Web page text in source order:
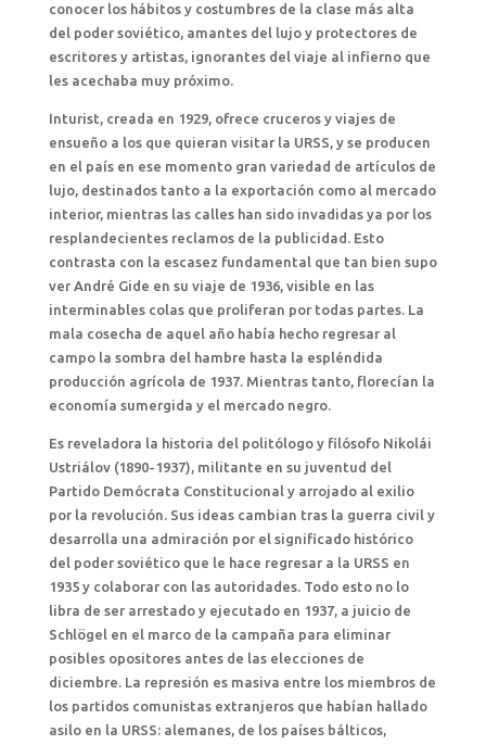
conocer los hábitos y costumbres de la clase más alta
del poder soviético, amantes del lujo y protectores de
escritores y artistas, ignorantes del viaje al infierno que
les acechaba muy próximo.
Inturist, creada en 1929, ofrece cruceros y viajes de
ensueño a los que quieran visitar la URSS, y se producen
en el país en ese momento gran variedad de artículos de
lujo, destinados tanto a la exportación como al mercado
interior, mientras las calles han sido invadidas ya por los
resplandecientes reclamos de la publicidad. Esto
contrasta con la escasez fundamental que tan bien supo
ver André Gide en su viaje de 1936, visible en las
interminables colas que proliferan por todas partes. La
mala cosecha de aquel año había hecho regresar al
campo la sombra del hambre hasta la espléndida
producción agrícola de 1937. Mientras tanto, florecían la
economía sumergida y el mercado negro.
Es reveladora la historia del politólogo y filósofo Nikolái
Ustriálov (1890-1937), militante en su juventud del
Partido Demócrata Constitucional y arrojado al exilio
por la revolución. Sus ideas cambian tras la guerra civil y
desarrolla una admiración por el significado histórico
del poder soviético que le hace regresar a la URSS en
1935 y colaborar con las autoridades. Todo esto no lo
libra de ser arrestado y ejecutado en 1937, a juicio de
Schlögel en el marco de la campaña para eliminar
posibles opositores antes de las elecciones de
diciembre. La represión es masiva entre los miembros de
los partidos comunistas extranjeros que habían hallado
asilo en la URSS: alemanes, de los países bálticos,